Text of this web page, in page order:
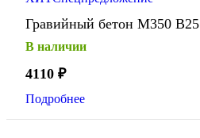
Гравийный бетон М350 В25
В наличии
4110 ₽
Подробнее